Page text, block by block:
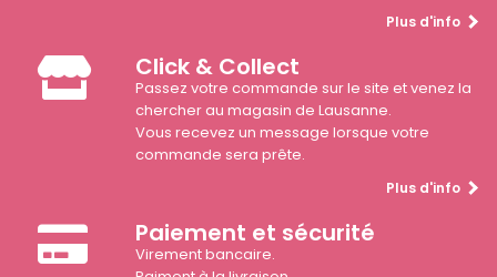
Plus d'info
Click & Collect
Passez votre commande sur le site et venez la
chercher au magasin de Lausanne.
Vous recevez un message lorsque votre
commande sera prête.
Plus d'info
Paiement et sécurité
Virement bancaire.